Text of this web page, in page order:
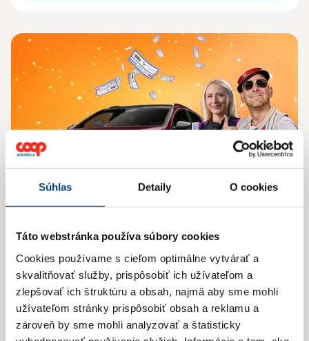
Súhlas Detaily O cookies
Táto webstránka používa súbory cookies
Cookies používame s cieľom optimálne vytvárať a
skvalitňovať služby, prispôsobiť ich užívateľom a
zlepšovať ich štruktúru a obsah, najmä aby sme mohli
užívateľom stránky prispôsobiť obsah a reklamu a
zároveň by sme mohli analyzovať a štatisticky
Vyhrajte auto za nákup!
Nakúpte nad 25 € a hrajte o autá, horské elektro-
bicykle a nákupné poukážky.